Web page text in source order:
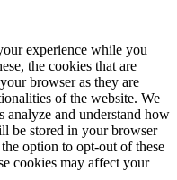
experience while you
the cookies that are
browser as they are
of the website. We
analyze and understand how
be stored in your browser
option to opt-out of these
cookies may affect your